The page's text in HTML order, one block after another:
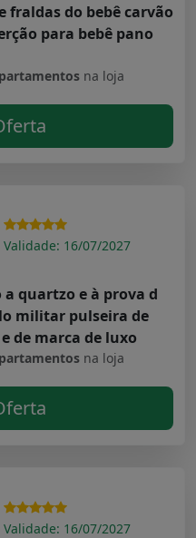
fraldas do bebê carvão
para bebê pano
na loja
Validade: 16/07/2027
a quartzo e à prova d
militar pulseira de
de marca de luxo
na loja
Validade: 16/07/2027